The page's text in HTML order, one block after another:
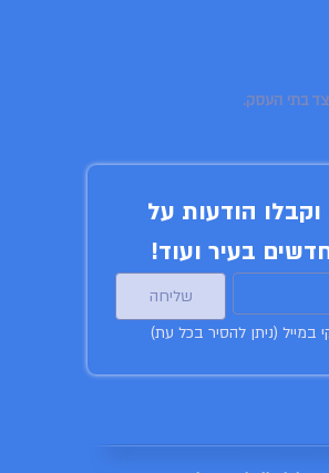
בעיר ועוד!
שליחה
במייל (ניתן להסיר בכל עת)